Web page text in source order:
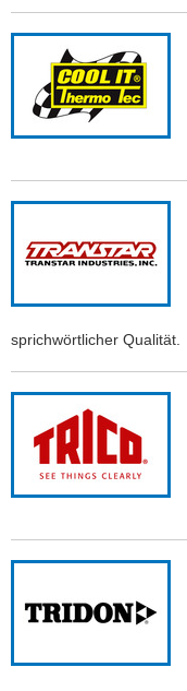
sprichwörtlicher Qualität.